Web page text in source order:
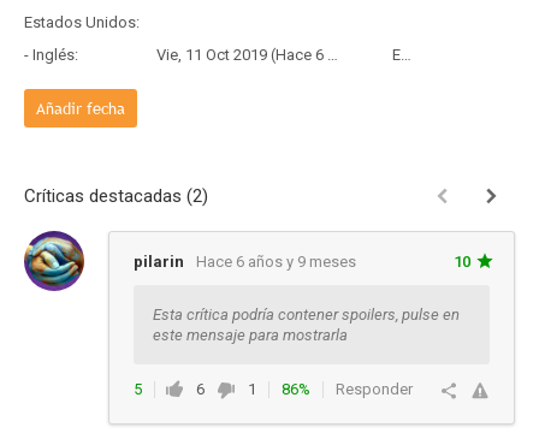
Estados Unidos:
- Inglés:
Vie, 11 Oct 2019 (Hace 6 años y 9 meses) Estreno
Añadir fecha
Críticas destacadas (2)
pilarin Hace 6 años y 9 meses 10
Esta crítica podría contener spoilers, pulse en
este mensaje para mostrarla
5 6 1 86% Responder